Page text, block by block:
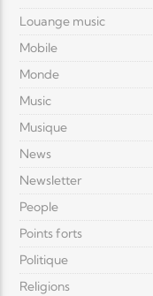
Louange music
Mobile
Monde
Music
Musique
News
Newsletter
People
Points forts
Politique
Religions